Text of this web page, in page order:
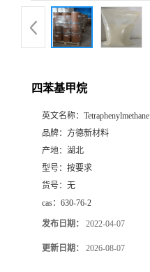
四苯基甲烷
英文名称： Tetraphenylmethane
品牌： 方德新材料
产地： 湖北
型号： 按要求
货号： 无
cas： 630-76-2
发布日期： 2022-04-07
更新日期： 2026-08-07